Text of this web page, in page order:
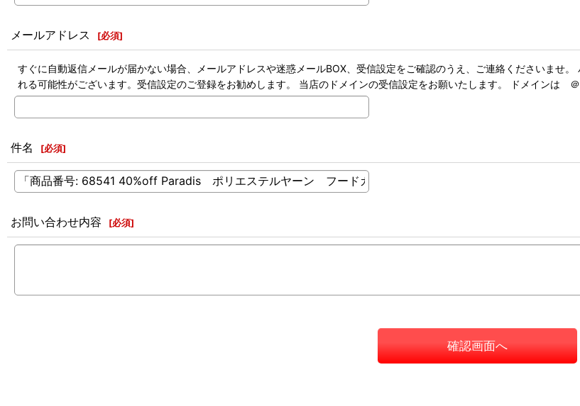
メールアドレス [必須]
すぐに自動返信メールが届かない場合、メールアドレスや迷惑メールBOX、受信設定をご確認のうえ、ご連絡くださいませ
れる可能性がございます。受信設定のご登録をお勧めします。 当店のドメインの受信設定をお願いたします。 ドメインは
件名 [必須]
お問い合わせ内容 [必須]
確認画面へ